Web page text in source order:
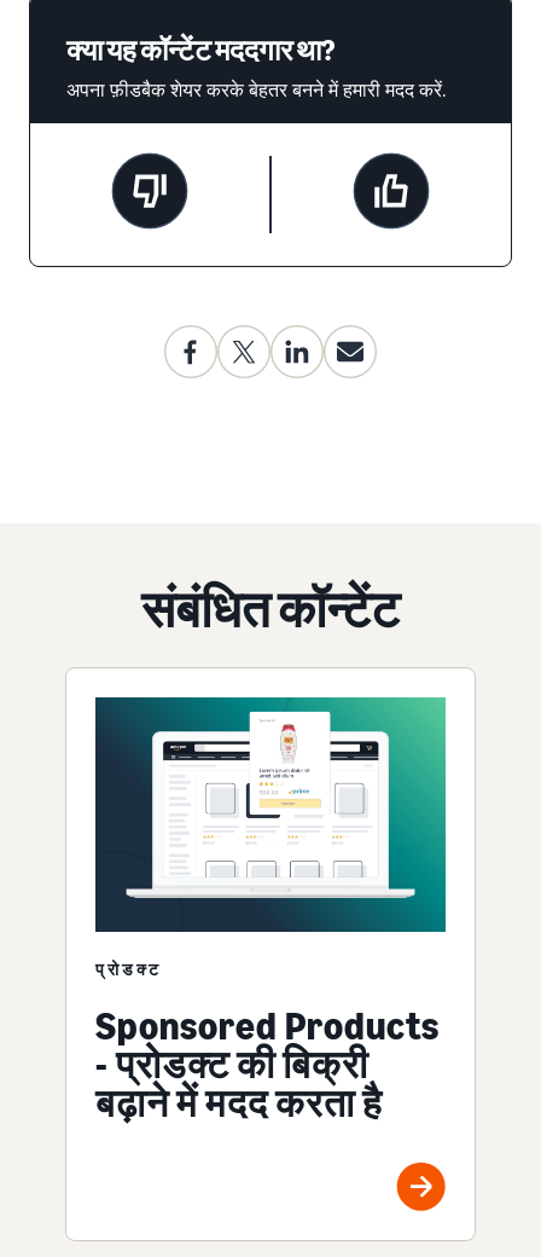
क्या यह कॉन्टेंट मददगार था?
अपना फ़ीडबैक शेयर करके बेहतर बनने में हमारी मदद करें.
संबंधित कॉन्टेंट
प्रोडक्ट
Sponsored Products
- प्रोडक्ट की बिक्री
बढ़ाने में मदद करता है